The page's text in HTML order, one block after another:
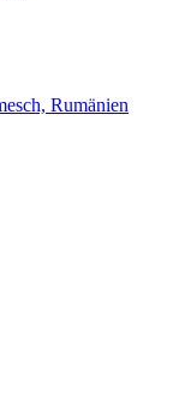
Rumänien